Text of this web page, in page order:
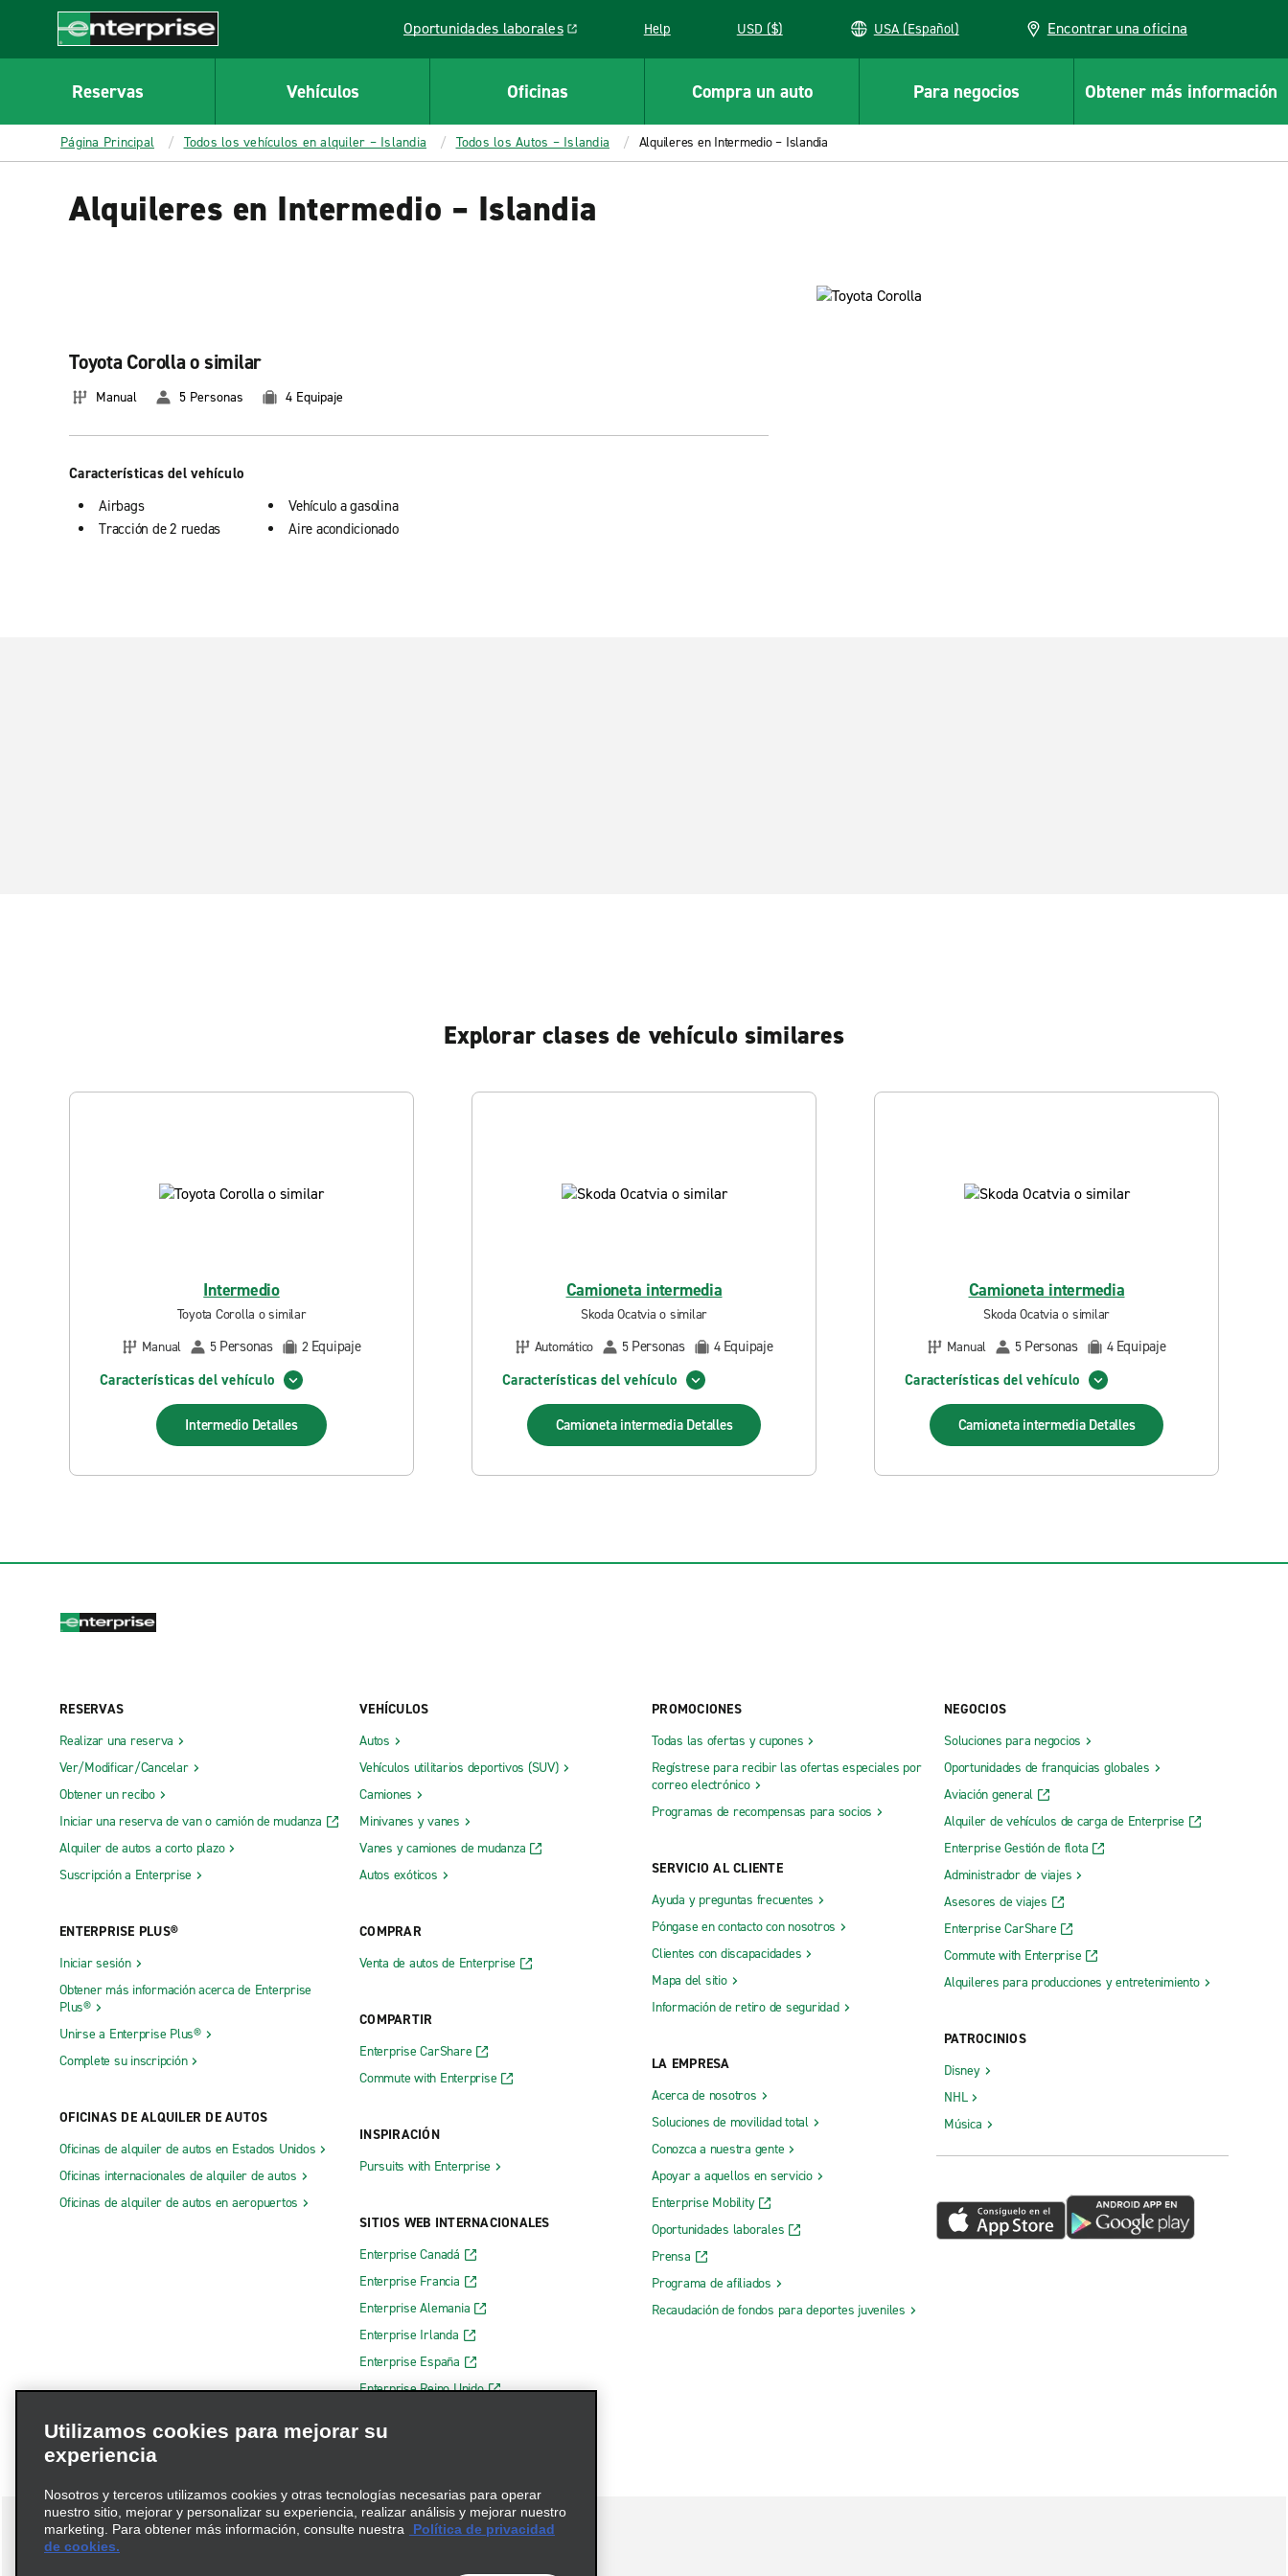
CONTENT
Enterprise
Oportunidades laborales
Link opens in a new window Help USD ($) USA (Español) Encontrar una oficina
Reservas Vehículos Oficinas Compra un auto Para negocios Obtener más información
Página Principal Todos los vehículos en alquiler – Islandia Todos los Autos – Islandia Alquileres en Intermedio – Islandia
Alquileres en Intermedio – Islandia
Toyota Corolla o similar
Manual 5 Personas 4 Equipaje
Características del vehículo
Airbags
Tracción de 2 ruedas
Vehículo a gasolina
Aire acondicionado
Explorar clases de vehículo similares
Intermedio
Toyota Corolla o similar
Manual
5 Personas 2 Equipaje
Características del vehículo
Intermedio Detalles
Camioneta intermedia
Skoda Ocatvia o similar
Automático
5 Personas 4 Equipaje
Características del vehículo
Camioneta intermedia Detalles
Camioneta intermedia
Skoda Ocatvia o similar
Manual
5 Personas 4 Equipaje
Características del vehículo
Camioneta intermedia Detalles
RESERVAS
Realizar una reserva
Ver/Modificar/Cancelar
Obtener un recibo
Iniciar una reserva de van o camión de mudanza
Alquiler de autos a corto plazo
Suscripción a Enterprise
ENTERPRISE PLUS®
Iniciar sesión
Obtener más información acerca de Enterprise
Plus®
Unirse a Enterprise Plus®
Complete su inscripción
OFICINAS DE ALQUILER DE AUTOS
Oficinas de alquiler de autos en Estados Unidos
Oficinas internacionales de alquiler de autos
Oficinas de alquiler de autos en aeropuertos
VEHÍCULOS
Autos
Vehículos utilitarios deportivos (SUV)
Camiones
Minivanes y vanes
Vanes y camiones de mudanza
Autos exóticos
COMPRAR
Venta de autos de Enterprise
COMPARTIR
Enterprise CarShare
Commute with Enterprise
INSPIRACIÓN
Pursuits with Enterprise
SITIOS WEB INTERNACIONALES
Enterprise Canadá
Enterprise Francia
Enterprise Alemania
Enterprise Irlanda
Enterprise España
Enterprise Reino Unido
PROMOCIONES
Todas las ofertas y cupones
Regístrese para recibir las ofertas especiales por
correo electrónico
Programas de recompensas para socios
SERVICIO AL CLIENTE
Ayuda y preguntas frecuentes
Póngase en contacto con nosotros
Clientes con discapacidades
Mapa del sitio
Información de retiro de seguridad
LA EMPRESA
Acerca de nosotros
Soluciones de movilidad total
Conozca a nuestra gente
Apoyar a aquellos en servicio
Enterprise Mobility
Oportunidades laborales
Prensa
Programa de afiliados
Recaudación de fondos para deportes juveniles
NEGOCIOS
Soluciones para negocios
Oportunidades de franquicias globales
Aviación general
Alquiler de vehículos de carga de Enterprise
Enterprise Gestión de flota
Administrador de viajes
Asesores de viajes
Enterprise CarShare
Commute with Enterprise
Alquileres para producciones y entretenimiento
PATROCINIOS
Disney
NHL
Música
Utilizamos cookies para mejorar su
experiencia
Nosotros y terceros utilizamos cookies y otras tecnologías necesarias para operar
nuestro sitio, mejorar y personalizar su experiencia, realizar análisis y mejorar nuestro
marketing. Para obtener más información, consulte nuestra
Política de privacidad
de cookies.